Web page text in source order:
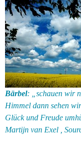
Bärbel: „schauen wir
Himmel dann sehen
Glück und Freude
Martijn van Exel ,